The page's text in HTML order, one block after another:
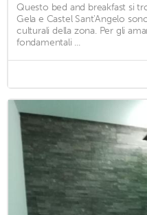
Questo bed and breakfast si
Gela e Castel Sant'Angelo
culturali della zona. Per gli
fondamentali ...